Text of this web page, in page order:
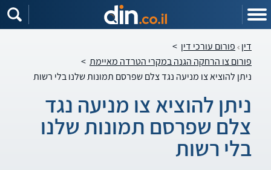
דין פורום עורכי דין >
פורום צו הרחקה הגנה במקרי הטרדה מאיימת >
ניתן להוציא צו מניעה נגד צלם שפרסם תמונות שלנו בלי רשות
ניתן להוציא צו מניעה נגד
צלם שפרסם תמונות שלנו
בלי רשות